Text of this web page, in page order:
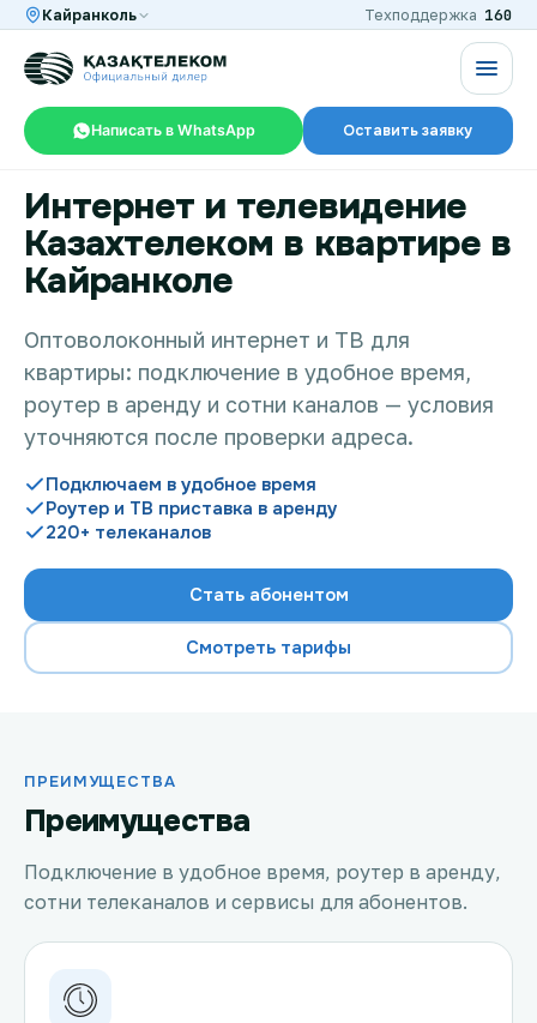
Кайранколь Техподдержка 160
Написать в WhatsApp Оставить заявку
Интернет и ТВ в частном доме
TV+
Проверить возможность подключения
Новости
Акции
Заявка на подбор тарифа
Подключиться к КазахТелеком
Интернет и телевидение
Казахтелеком в квартире в
Кайранколе
Оптоволоконный интернет и ТВ для
квартиры: подключение в удобное время,
роутер в аренду и сотни каналов — условия
уточняются после проверки адреса.
Подключаем в удобное время
Роутер и ТВ приставка в аренду
220+ телеканалов
Стать абонентом
Смотреть тарифы
ПРЕИМУЩЕСТВА
Преимущества
Подключение в удобное время, роутер в аренду,
сотни телеканалов и сервисы для абонентов.